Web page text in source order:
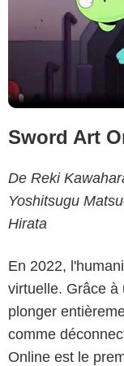
Sword Art
De Reki
Yoshitsugu
Hirata
En 2022,
virtuelle. Grâce à
plonger
comme
Online est le